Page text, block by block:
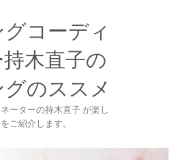
コーディ
木直子の
のススメ
ーターの持木直子 が楽し
ご紹介します。